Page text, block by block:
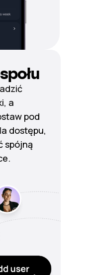
a
pod
dostępu,
spójną